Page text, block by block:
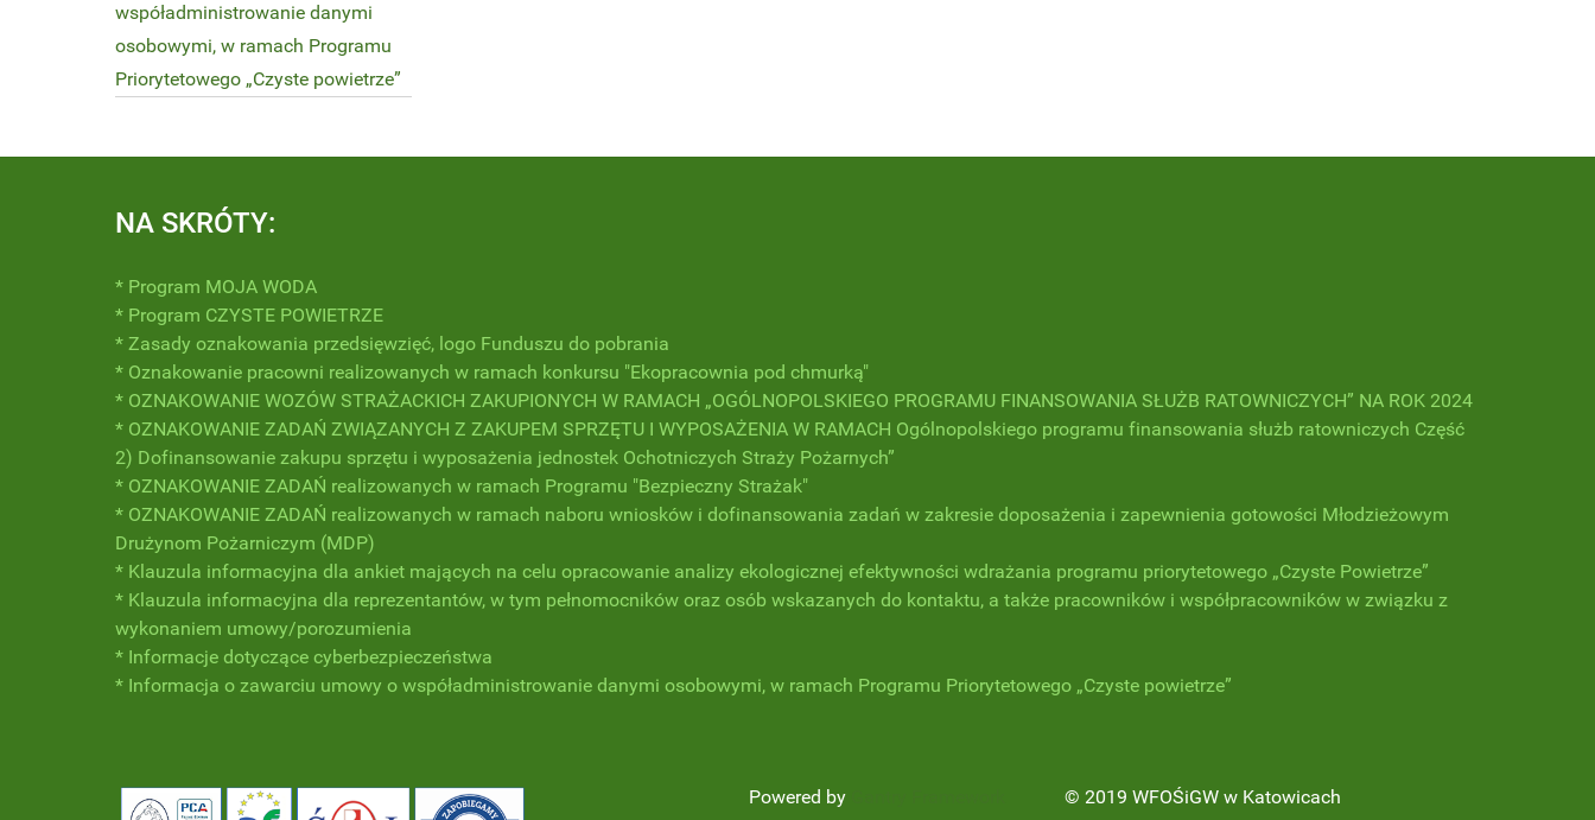
współadministrowanie danymi
osobowymi, w ramach Programu
Priorytetowego „Czyste powietrze”
NA SKRÓTY:
* Program MOJA WODA
* Program CZYSTE POWIETRZE
* Zasady oznakowania przedsięwzięć, logo Funduszu do pobrania
* Oznakowanie pracowni realizowanych w ramach konkursu "Ekopracownia pod chmurką"
* OZNAKOWANIE WOZÓW STRAŻACKICH ZAKUPIONYCH W RAMACH „OGÓLNOPOLSKIEGO PROGRAMU FINANSOWANIA SŁUŻB RATOWNICZYCH” NA ROK 2024
* OZNAKOWANIE ZADAŃ ZWIĄZANYCH Z ZAKUPEM SPRZĘTU I WYPOSAŻENIA W RAMACH Ogólnopolskiego programu finansowania służb ratowniczych Część
2) Dofinansowanie zakupu sprzętu i wyposażenia jednostek Ochotniczych Straży Pożarnych”
* OZNAKOWANIE ZADAŃ realizowanych w ramach Programu "Bezpieczny Strażak"
* OZNAKOWANIE ZADAŃ realizowanych w ramach naboru wniosków i dofinansowania zadań w zakresie doposażenia i zapewnienia gotowości Młodzieżowym
Drużynom Pożarniczym (MDP)
* Klauzula informacyjna dla ankiet mających na celu opracowanie analizy ekologicznej efektywności wdrażania programu priorytetowego „Czyste Powietrze”
* Klauzula informacyjna dla reprezentantów, w tym pełnomocników oraz osób wskazanych do kontaktu, a także pracowników i współpracowników w związku z
wykonaniem umowy/porozumienia
* Informacje dotyczące cyberbezpieczeństwa
* Informacja o zawarciu umowy o współadministrowanie danymi osobowymi, w ramach Programu Priorytetowego „Czyste powietrze”
Powered by © 2019 WFOŚiGW w Katowicach